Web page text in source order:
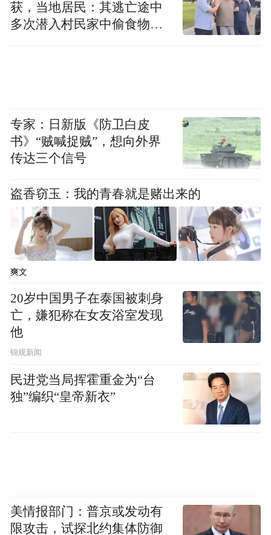
配置方面，新车配有盲区监测、
CarPlay/CarLife智能互联、空气净化、全景天
窗、后排侧遮阳帘、前后排座椅加热、全景
摄像头以及JBL音响等配置。
动力方面，新车提供2.0L、2.4L、2.0T三种
获，当地居民：其逃亡途中
多次潜入村民家中偷食物被
专家：日新版《防卫白皮
书》“贼喊捉贼”，想向外界
传达三个信号
盗香窃玉：我的青春就是赌出来的
爽文
20岁中国男子在泰国被刺身
亡，嫌犯称在女友浴室发现
他
锦观新闻
民进党当局挥霍重金为“台
独”编织“皇帝新衣”
美情报部门：普京或发动有
限攻击，试探北约集体防御